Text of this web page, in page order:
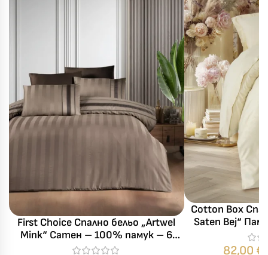
First Choice Спално бельо „Artwel
Mink“ Сатен – 100% памук – 6
части – за спалня
Cotton Box
Saten Bej“
памук сатен –
82,00 €